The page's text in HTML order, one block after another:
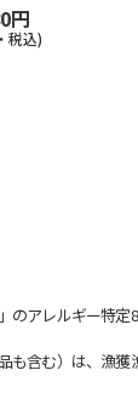
円
税込)
アレルギー特定
含む）は、漁